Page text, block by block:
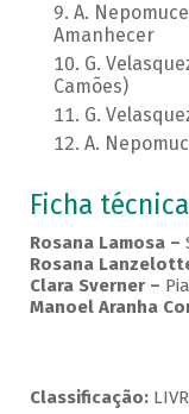
A.
Amanhecer
G.
Camões)
G.
A.
Ficha técnica
Rosana Lamosa –
Rosana
Clara Sverner –
Manoel Aranha
Classificação: